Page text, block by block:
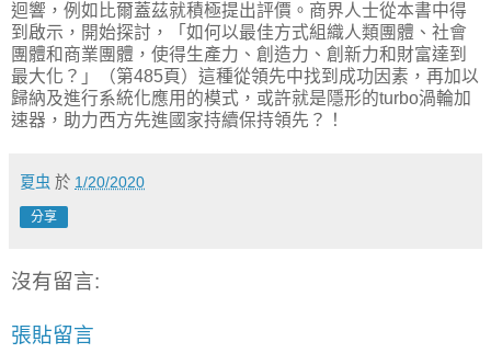
迴響，例如比爾蓋茲就積極提出評價。商界人士從本書中得
到啟示，開始探討，「如何以最佳方式組織人類團體、社會
團體和商業團體，使得生產力、創造力、創新力和財富達到
最大化？」（第485頁）這種從領先中找到成功因素，再加以
歸納及進行系統化應用的模式，或許就是隱形的turbo渦輪加
速器，助力西方先進國家持續保持領先？！
夏虫 於 1/20/2020
分享
沒有留言:
張貼留言